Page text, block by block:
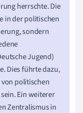
herrschte. Die
in der politischen
sondern
Jugend)
Dies führte dazu,
von politischen
Ein weiterer
Zentralismus in